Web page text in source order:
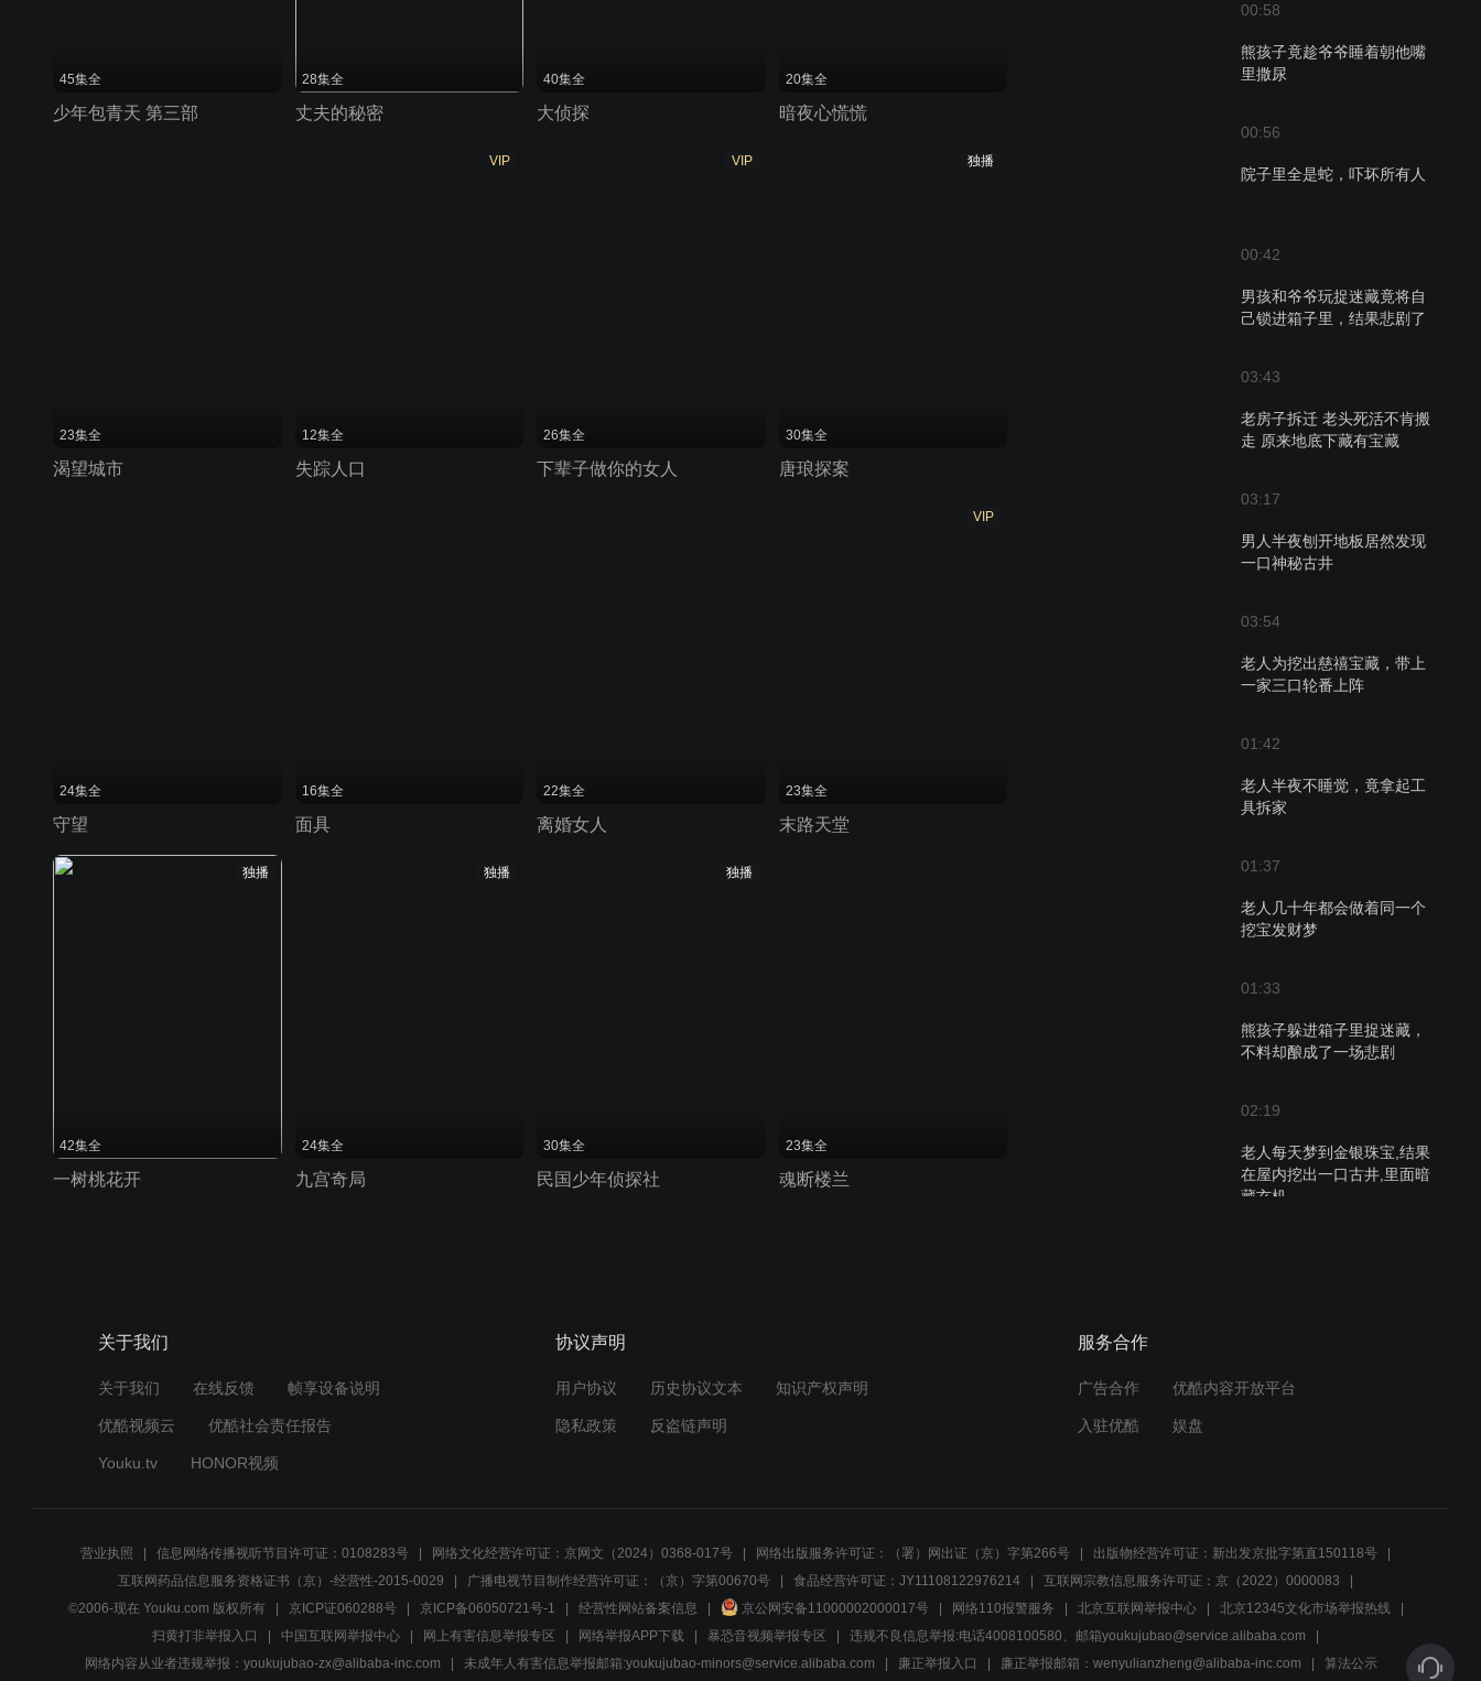
00:58
熊孩子竟趁爷爷睡着朝他嘴
里撒尿
00:56
院子里全是蛇，吓坏所有人
00:42
男孩和爷爷玩捉迷藏竟将自
己锁进箱子里，结果悲剧了
03:43
老房子拆迁 老头死活不肯搬
走 原来地底下藏有宝藏
03:17
男人半夜刨开地板居然发现
一口神秘古井
03:54
老人为挖出慈禧宝藏，带上
一家三口轮番上阵
01:42
老人半夜不睡觉，竟拿起工
具拆家
01:37
老人几十年都会做着同一个
挖宝发财梦
01:33
熊孩子躲进箱子里捉迷藏，
不料却酿成了一场悲剧
02:19
老人每天梦到金银珠宝,结果
在屋内挖出一口古井,里面暗
藏玄机
调皮小孩捉弄爷爷，反被锁
了
02:01
贪玩小孙子把爷爷的古董当
弹珠玩，结果被古董商掉包
45集全
少年包青天 第三部
28集全
丈夫的秘密
40集全
大侦探
20集全
暗夜心慌慌
23集全
渴望城市
VIP
12集全
失踪人口
VIP
26集全
下辈子做你的女人
独播
30集全
唐琅探案
24集全
守望
16集全
面具
22集全
离婚女人
VIP
23集全
末路天堂
独播
42集全
一树桃花开
独播
24集全
九宫奇局
独播
30集全
民国少年侦探社
23集全
魂断楼兰
关于我们
关于我们 在线反馈 帧享设备说明
优酷视频云 优酷社会责任报告
Youku.tv HONOR视频
协议声明
用户协议 历史协议文本 知识产权声明
隐私政策 反盗链声明
服务合作
广告合作 优酷内容开放平台
入驻优酷 娱盘
营业执照 信息网络传播视听节目许可证：0108283号 网络文化经营许可证：京网文（2024）0368-017号 网络出版服务许可证：（署）网出证（京）字第266号
出版物经营许可证：新出发京批字第直150118号
互联网药品信息服务资格证书（京）-经营性-2015-0029
广播电视节目制作经营许可证：（京）字第00670号 食品经营许可证：JY11108122976214
互联网宗教信息服务许可证：京（2022）0000083
©2006-现在 Youku.com 版权所有
京ICP证060288号 京ICP备06050721号-1 经营性网站备案信息 京公网安备11000002000017号 网络110报警服务 北京互联网举报中心
北京12345文化市场举报热线
扫黄打非举报入口
中国互联网举报中心 网上有害信息举报专区 网络举报APP下载 暴恐音视频举报专区
违规不良信息举报:电话4008100580、邮箱youkujubao@service.alibaba.com
网络内容从业者违规举报：youkujubao-zx@alibaba-inc.com
未成年人有害信息举报邮箱:youkujubao-minors@service.alibaba.com 廉正举报入口 廉正举报邮箱：wenyulianzheng@alibaba-inc.com 算法公示